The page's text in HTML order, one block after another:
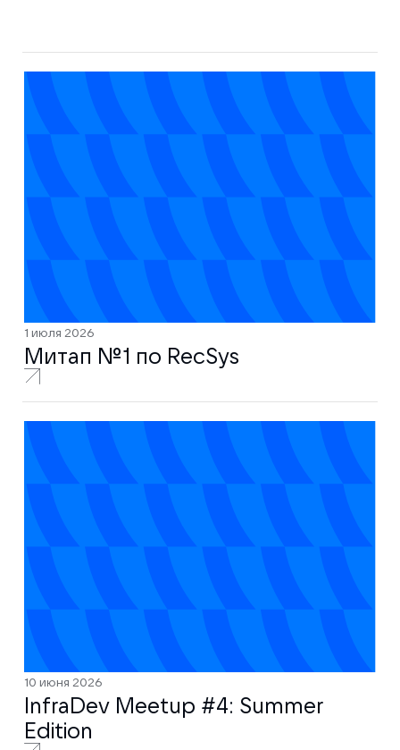
1 июля 2026
Митап № 1 по RecSys
10 июня 2026
InfraDev Meetup #4: Summer
Edition